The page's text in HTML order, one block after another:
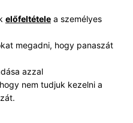
előfeltétele a személyes
megadni, hogy panaszát
azzal
nem tudjuk kezelni a